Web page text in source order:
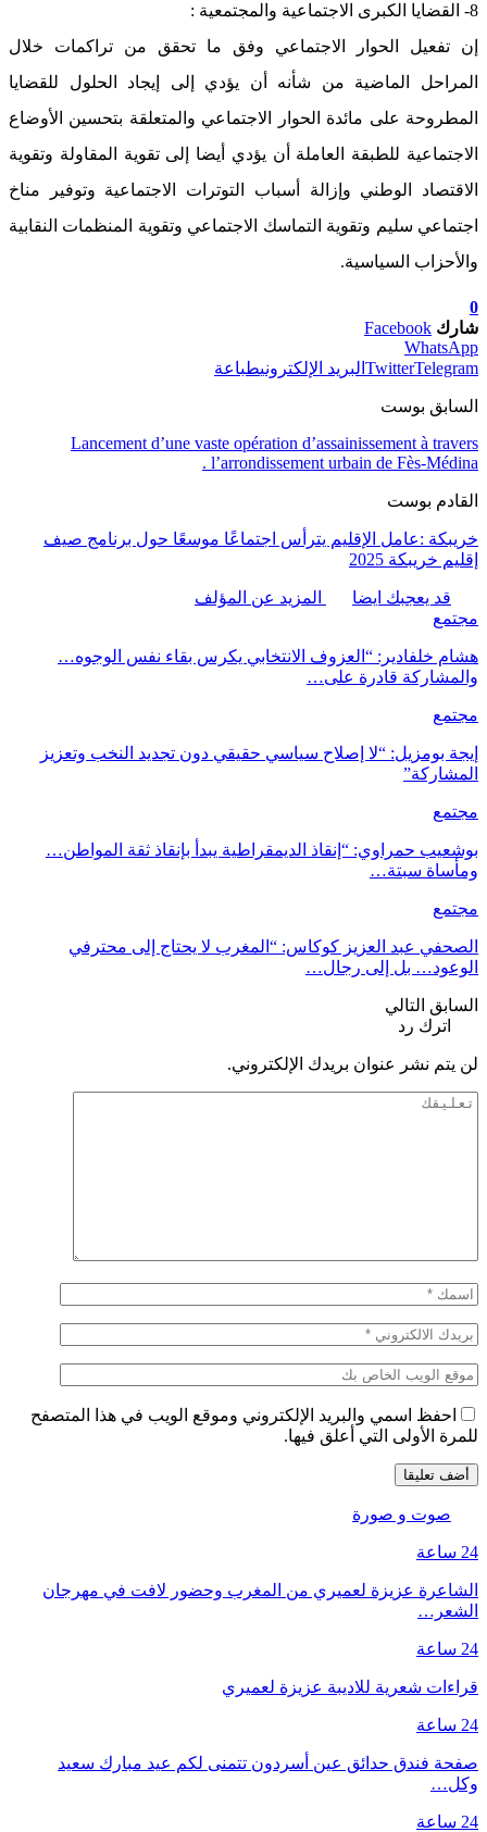
8- القضايا الكبرى الاجتماعية والمجتمعية :
إن تفعيل الحوار الاجتماعي وفق ما تحقق من تراكمات خلال
المراحل الماضية من شأنه أن يؤدي إلى إيجاد الحلول للقضايا
المطروحة على مائدة الحوار الاجتماعي والمتعلقة بتحسين الأوضاع
الاجتماعية للطبقة العاملة أن يؤدي أيضا إلى تقوية المقاولة وتقوية
الاقتصاد الوطني وإزالة أسباب التوترات الاجتماعية وتوفير مناخ
اجتماعي سليم وتقوية التماسك الاجتماعي وتقوية المنظمات النقابية
والأحزاب السياسية.
0
شارك Facebook
WhatsApp
TwitterTelegram البريد الإلكترونيطباعة
السابق بوست
Lancement d’une vaste opération d’assainissement à travers
l’arrondissement urbain de Fès-Médina .
القادم بوست
خريبكة :عامل الإقليم يترأس اجتماعًا موسعًا حول برنامج صيف
إقليم خريبكة 2025
قد يعجبك ايضا
المزيد عن المؤلف
مجتمع
هشام خلفادير: “العزوف الانتخابي يكرس بقاء نفس الوجوه…
والمشاركة قادرة على…
مجتمع
إيجة بومزيل: “لا إصلاح سياسي حقيقي دون تجديد النخب وتعزيز
المشاركة”
مجتمع
بوشعيب حمراوي: “إنقاذ الديمقراطية يبدأ بإنقاذ ثقة المواطن…
ومأساة سبتة…
مجتمع
الصحفي عبد العزيز كوكاس: “المغرب لا يحتاج إلى محترفي
الوعود… بل إلى رجال…
السابق التالي
اترك رد
لن يتم نشر عنوان بريدك الإلكتروني.
احفظ اسمي والبريد الإلكتروني وموقع الويب في هذا المتصفح
للمرة الأولى التي أعلق فيها.
صوت و صورة
24 ساعة
الشاعرة عزيزة لعميري من المغرب وحضور لافت في مهرجان
الشعر…
24 ساعة
قراءات شعرية للاديبة عزيزة لعميري
24 ساعة
صفحة فندق حدائق عين أسردون تتمنى لكم عيد مبارك سعيد
وكل…
24 ساعة